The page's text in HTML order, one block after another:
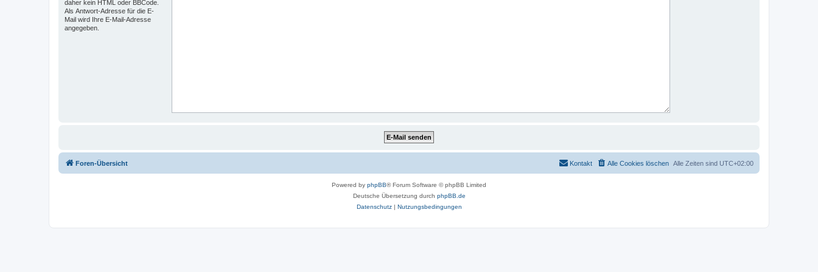
daher kein HTML oder BBCode.
Als Antwort-Adresse für die E-
Mail wird Ihre E-Mail-Adresse
angegeben.
Foren-Übersicht Alle Zeiten sind UTC+02:00
Alle Cookies löschen
Kontakt
Powered by phpBB® Forum Software © phpBB Limited
Deutsche Übersetzung durch phpBB.de
Datenschutz| Nutzungsbedingungen